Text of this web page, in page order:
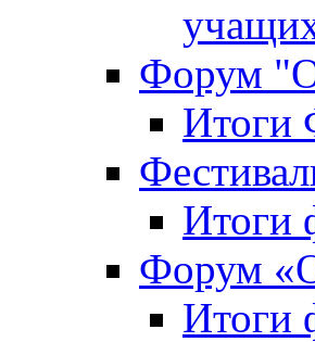
Форум
Итоги
Итоги
Форум
Итоги